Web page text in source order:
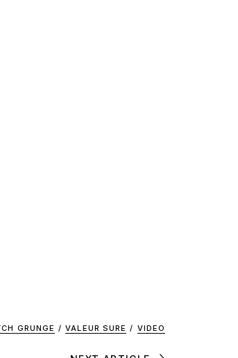
GRUNGE / VALEUR SURE / VIDEO